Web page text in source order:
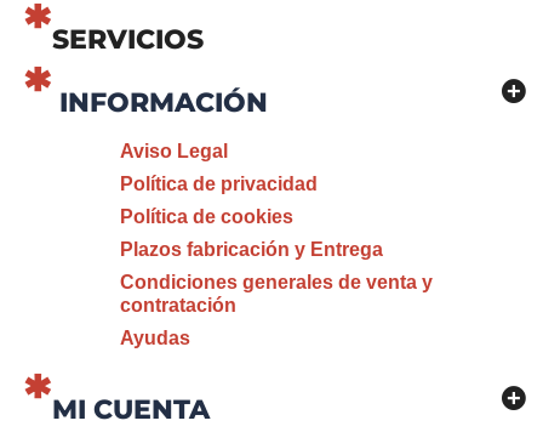
SERVICIOS
INFORMACIÓN
Aviso Legal
Política de privacidad
Política de cookies
Plazos fabricación y Entrega
Condiciones generales de venta y
contratación
Ayudas
MI CUENTA